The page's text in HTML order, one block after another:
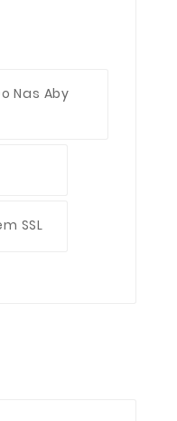
Nas Aby
SSL